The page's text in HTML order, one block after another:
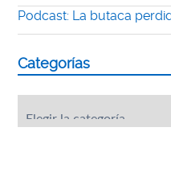
Podcast: La butaca
Categorías